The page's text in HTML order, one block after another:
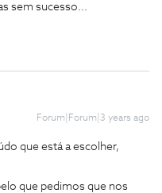
sem sucesso...
Forum|Forum|3 years ago
que está a escolher,
que pedimos que nos